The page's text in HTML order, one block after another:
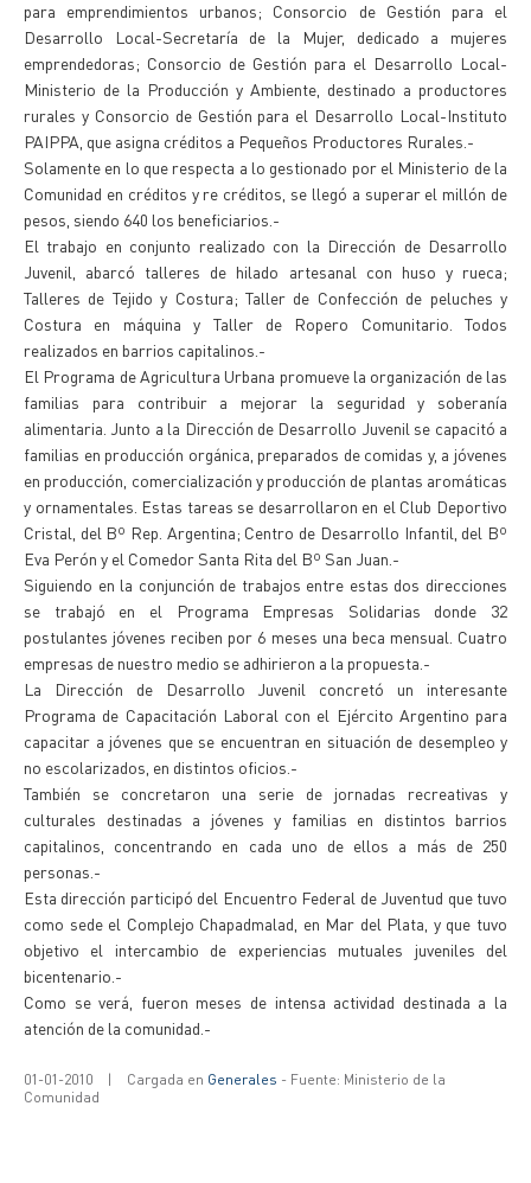
para emprendimientos urbanos; Consorcio de Gestión para el
Desarrollo Local-Secretaría de la Mujer, dedicado a mujeres
emprendedoras; Consorcio de Gestión para el Desarrollo Local-
Ministerio de la Producción y Ambiente, destinado a productores
rurales y Consorcio de Gestión para el Desarrollo Local-Instituto
PAIPPA, que asigna créditos a Pequeños Productores Rurales.-
Solamente en lo que respecta a lo gestionado por el Ministerio de la
Comunidad en créditos y re créditos, se llegó a superar el millón de
pesos, siendo 640 los beneficiarios.-
El trabajo en conjunto realizado con la Dirección de Desarrollo
Juvenil, abarcó talleres de hilado artesanal con huso y rueca;
Talleres de Tejido y Costura; Taller de Confección de peluches y
Costura en máquina y Taller de Ropero Comunitario. Todos
realizados en barrios capitalinos.-
El Programa de Agricultura Urbana promueve la organización de las
familias para contribuir a mejorar la seguridad y soberanía
alimentaria. Junto a la Dirección de Desarrollo Juvenil se capacitó a
familias en producción orgánica, preparados de comidas y, a jóvenes
en producción, comercialización y producción de plantas aromáticas
y ornamentales. Estas tareas se desarrollaron en el Club Deportivo
Cristal, del Bº Rep. Argentina; Centro de Desarrollo Infantil, del Bº
Eva Perón y el Comedor Santa Rita del Bº San Juan.-
Siguiendo en la conjunción de trabajos entre estas dos direcciones
se trabajó en el Programa Empresas Solidarias donde 32
postulantes jóvenes reciben por 6 meses una beca mensual. Cuatro
empresas de nuestro medio se adhirieron a la propuesta.-
La Dirección de Desarrollo Juvenil concretó un interesante
Programa de Capacitación Laboral con el Ejército Argentino para
capacitar a jóvenes que se encuentran en situación de desempleo y
no escolarizados, en distintos oficios.-
También se concretaron una serie de jornadas recreativas y
culturales destinadas a jóvenes y familias en distintos barrios
capitalinos, concentrando en cada uno de ellos a más de 250
personas.-
Esta dirección participó del Encuentro Federal de Juventud que tuvo
como sede el Complejo Chapadmalad, en Mar del Plata, y que tuvo
objetivo el intercambio de experiencias mutuales juveniles del
bicentenario.-
Como se verá, fueron meses de intensa actividad destinada a la
atención de la comunidad.-
01-01-2010 | Cargada en Generales - Fuente: Ministerio de la
Comunidad